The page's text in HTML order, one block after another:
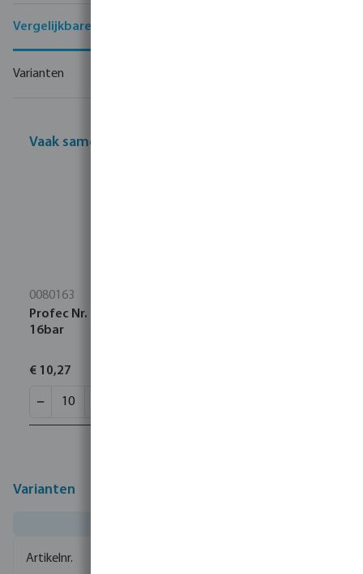
Vergelijkbare producten
Varianten
Vaak samen gekocht
0080163
Profec Nr. 280 Nippel RVS 316 1/2" buitendraad
16bar
€ 10,27
Varianten